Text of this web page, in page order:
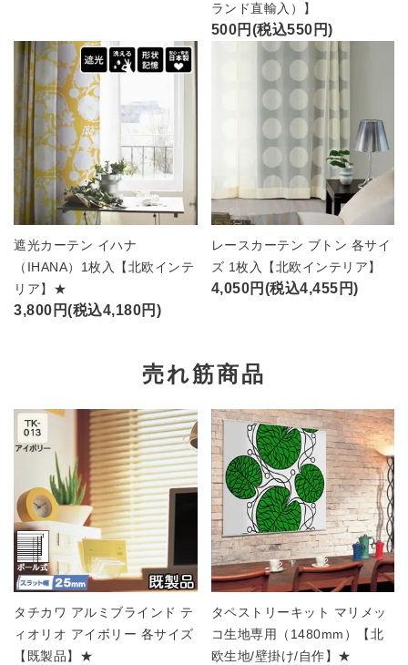
ランド直輸入）】
500円(税込550円)
遮光カーテン イハナ
（IHANA）1枚入【北欧インテ
リア】★
3,800円(税込4,180円)
レースカーテン ブトン 各サイ
ズ 1枚入【北欧インテリア】
4,050円(税込4,455円)
売れ筋商品
タチカワ アルミブラインド テ
ィオリオ アイボリー 各サイズ
【既製品】★
タペストリーキット マリメッ
コ生地専用（1480mm）【北
欧生地/壁掛け/自作】★